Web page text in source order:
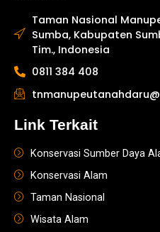
Taman Nasional
Sumba, Kabupaten
Tim., Indonesia
0811 384 408
Link Terkait
Konservasi Sumber Daya
Konservasi Alam
Taman Nasional
Wisata Alam